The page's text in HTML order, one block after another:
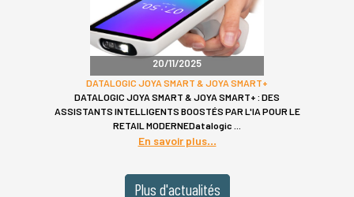
20/11/2025
DATALOGIC JOYA SMART & JOYA SMART+
DATALOGIC JOYA SMART & JOYA SMART+ : DES
ASSISTANTS INTELLIGENTS BOOSTÉS PAR L'IA POUR LE
RETAIL MODERNEDatalogic
En savoir plus
Plus d'actualités